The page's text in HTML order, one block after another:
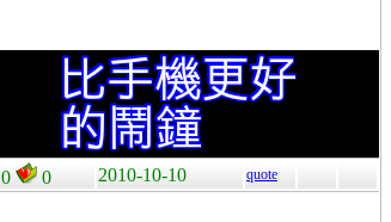
0 0 2010-10-10 quote